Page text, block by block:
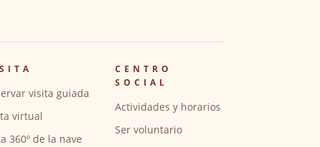
visita guiada
virtual
360º de la nave
CENTRO
SOCIAL
Actividades y horarios
Ser voluntario